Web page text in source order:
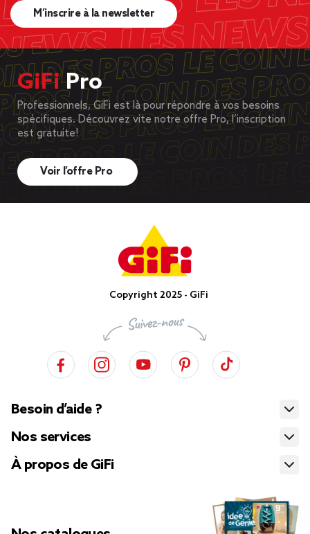
M’inscrire à la newsletter
GiFiPro
Professionnels, GiFi est là pour répondre à vos besoins
spécifiques. Découvrez vite notre offre Pro, l’inscription
est gratuite!
Voir l’offre Pro
Copyright 2025 - GiFi
Besoin d’aide ?
Nos services
À propos de GiFi